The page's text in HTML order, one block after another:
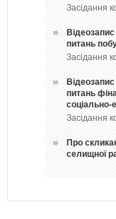
Засідання
Відеозапис
питань
Засідання
Відеозапис
питань
соціально-
Засідання
Про
селищної